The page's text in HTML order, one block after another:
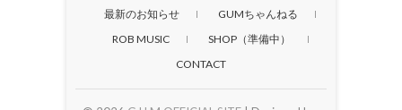
最新のお知らせ
GUMちゃんねる
ROB MUSIC
SHOP（準備中）
CONTACT